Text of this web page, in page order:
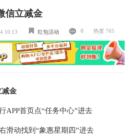
信立减金
10:13 红包活动 0 热度 765
减金
APP首页点“任务中心”进去
滑动找到“象惠星期四”进去